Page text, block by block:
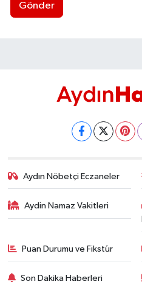
Gönder
Aydın Nöbetçi Eczaneler
Aydin Namaz Vakitleri
Puan Durumu ve Fikstür
Son Dakika Haberleri